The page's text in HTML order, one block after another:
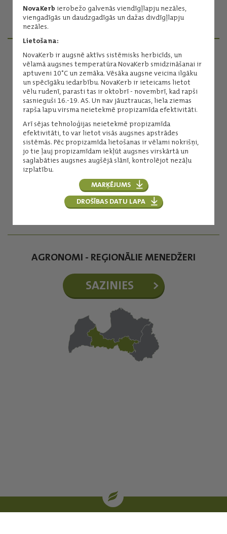
NovaKerb ierobežo galvenās viendīgļlapju nezāles,
viengadīgās un daudzgadīgās un dažas divdīgļlapju
nezāles.
Lietošana:
NovaKerb ir augsnē aktīvs sistēmisks herbicīds, un
vēlamā augsnes temperatūra NovaKerb smidzināšanai ir
aptuveni 10˚C un zemāka. Vēsāka augsne veicina ilgāku
un spēcīgāku iedarbību. NovaKerb ir ieteicams lietot
vēlu rudenī, parasti tas ir oktobrī - novembrī, kad rapši
sasnieguši 16.-19. AS. Un nav jāuztraucas, liela ziemas
rapša lapu virsma neietekmē propizamīda efektivitāti.
Arī sējas tehnoloģijas neietekmē propizamīda
efektivitāti, to var lietot visās augsnes apstrādes
sistēmās. Pēc propizamīda lietošanas ir vēlami nokrišņi,
jo tie ļauj propizamīdam iekļūt augsnes virskārtā un
saglabāties augsnes augšējā slānī, kontrolējot nezāļu
izplatību.
MARĶĒJUMS
DROŠĪBAS DATU LAPA
Lasīt vairāk
PRODUKTU MENEDŽERI
Inese Kuniga
(+371) 29254276
inese.kuniga@balticagrolv.com
AGRONOMI - REĢIONĀLIE MENEDŽERI
SAZINIES